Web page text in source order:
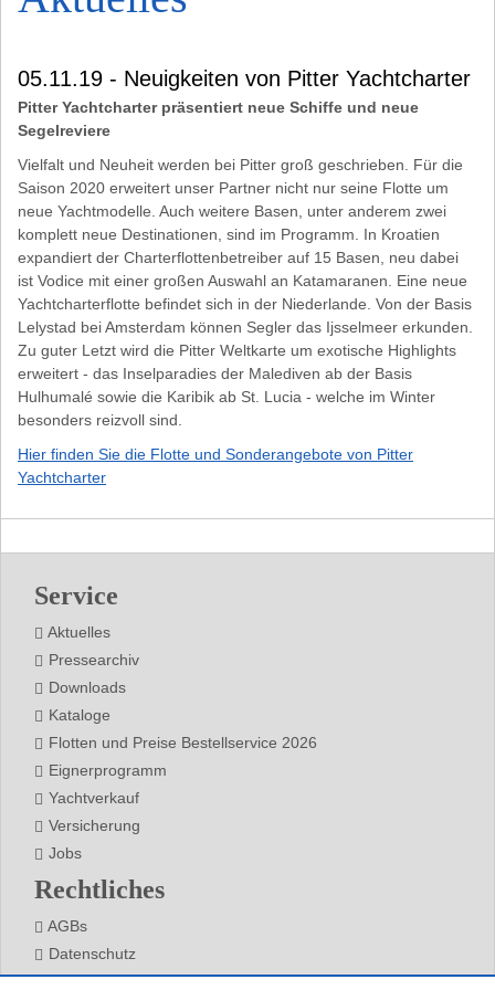
05.11.19 - Neuigkeiten von Pitter Yachtcharter
Pitter Yachtcharter präsentiert neue Schiffe und neue
Segelreviere
Vielfalt und Neuheit werden bei Pitter groß geschrieben. Für die
Saison 2020 erweitert unser Partner nicht nur seine Flotte um
neue Yachtmodelle. Auch weitere Basen, unter anderem zwei
komplett neue Destinationen, sind im Programm. In Kroatien
expandiert der Charterflottenbetreiber auf 15 Basen, neu dabei
ist Vodice mit einer großen Auswahl an Katamaranen. Eine neue
Yachtcharterflotte befindet sich in der Niederlande. Von der Basis
Lelystad bei Amsterdam können Segler das Ijsselmeer erkunden.
Zu guter Letzt wird die Pitter Weltkarte um exotische Highlights
erweitert - das Inselparadies der Malediven ab der Basis
Hulhumalé sowie die Karibik ab St. Lucia - welche im Winter
besonders reizvoll sind.
Hier finden Sie die Flotte und Sonderangebote von Pitter
Yachtcharter
Service
Aktuelles
Pressearchiv
Downloads
Kataloge
Flotten und Preise Bestellservice 2026
Eignerprogramm
Yachtverkauf
Versicherung
Jobs
Rechtliches
AGBs
Datenschutz
Impressum